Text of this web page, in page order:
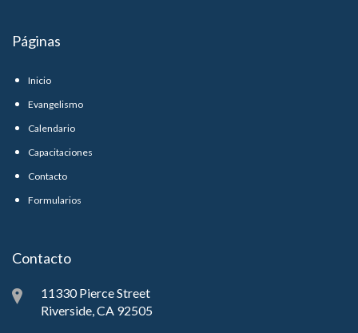
Páginas
Inicio
Evangelismo
Calendario
Capacitaciones
Contacto
Formularios
Contacto
11330 Pierce Street
Riverside, CA 92505